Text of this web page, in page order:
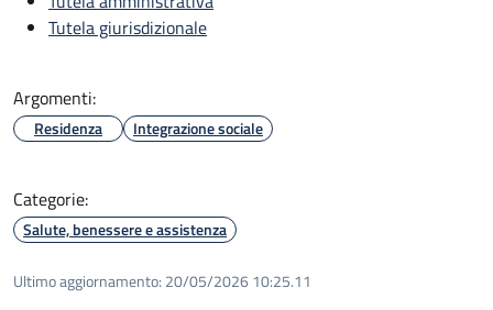
Tutela giurisdizionale
Argomenti:
Residenza Integrazione sociale
Categorie:
Salute, benessere e assistenza
Ultimo aggiornamento: 20/05/2026 10:25.11